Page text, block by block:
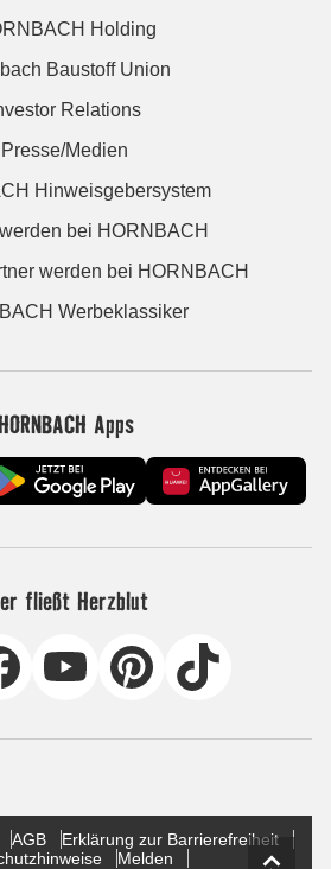
Holding
Baustoff Union
Relations
Presse/Medien
Hinweisgebersystem
bei HORNBACH
werden bei HORNBACH
Werbeklassiker
Apps
fließt Herzblut
AGB
Erklärung zur Barrierefreiheit
Melden